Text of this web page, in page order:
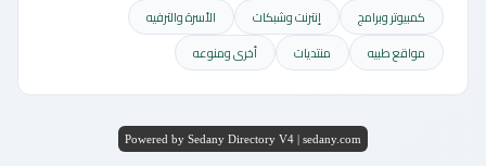
كمبيوتر وبرامج
إنترنت وشبكات
الأسرة والترفيه
مواقع طبيه
منتديات أخرى ومنوعه
Powered by Sedany Directory V4 | sedany.com